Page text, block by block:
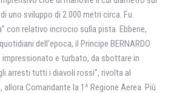
uno sviluppo di 2.000 metri circa. Fu
con relativo incrocio sulla pista. Ebbene,
dell’epoca, il Principe BERNARDO
impressionato e turbato, da sbottare in
arresti tutti i diavoli rossi”, rivolta al
allora Comandante la 1^ Regione Aerea. Più